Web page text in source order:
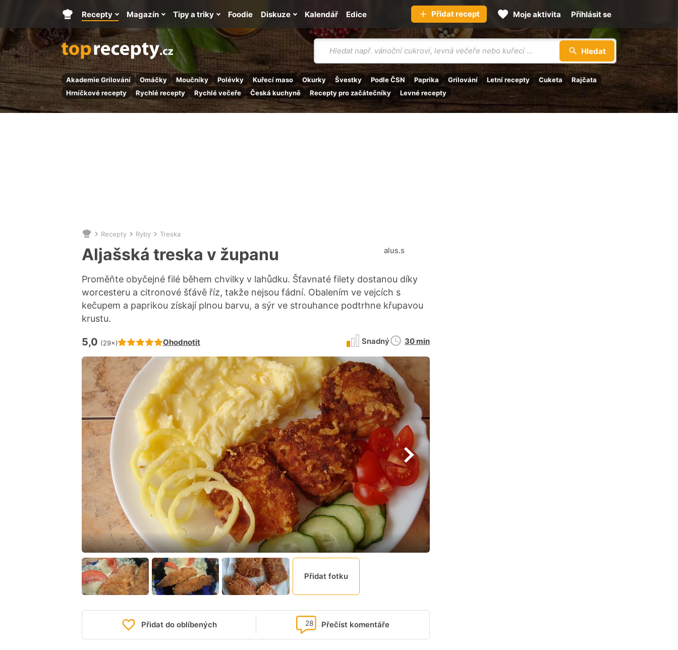
Vyhledávání
Hledat
Akademie Grilování Omáčky Moučníky Polévky Kuřecí maso Okurky Švestky Podle ČSN Paprika Grilování Letní recepty Cuketa
Rajčata
Hrníčkové recepty
Rychlé recepty Rychlé večeře Česká kuchyně Recepty pro začátečníky Levné recepty
Hlavní
stránka
Recepty Magazín Tipy a triky Kalendář
Foodie Diskuze Edice Přidat recept Moje aktivita Přihlásit se
Nacházíte
se
zde:
Recepty Ryby Treska
Aljašská treska v županu
Proměňte obyčejné filé během chvilky v lahůdku. Šťavnaté filety dostanou díky
worcesteru a citronové šťávě říz, takže nejsou fádní. Obalením ve vejcích s
kečupem a paprikou získají plnou barvu, a sýr ve strouhance podtrhne křupavou
krustu.
Hodnocení receptu je
5,0 (29×) Ohodnotit
alus.s
Snadný
Doba
30 min
Přidat fotku
Přidat do oblíbených Přečíst komentáře
28